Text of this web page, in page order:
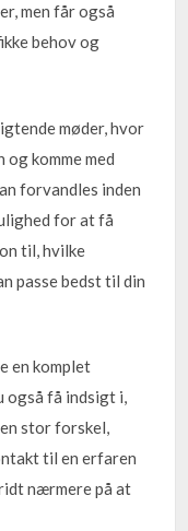
men får også
behov og
møder, hvor
komme med
forvandles inden
for at få
til, hvilke
passe bedst til din
en komplet
også få indsigt i,
stor forskel,
til en erfaren
nærmere på at